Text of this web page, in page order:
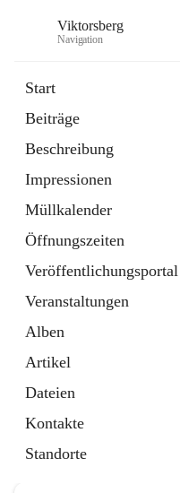
Viktorsberg
Navigation
Start
Beiträge
Beschreibung
Impressionen
Müllkalender
Öffnungszeiten
Veröffentlichungsportal
Veranstaltungen
Alben
Artikel
Dateien
Kontakte
Standorte
1 Schnellzugriff
Bürgerservice
10 Schnellzugriffe